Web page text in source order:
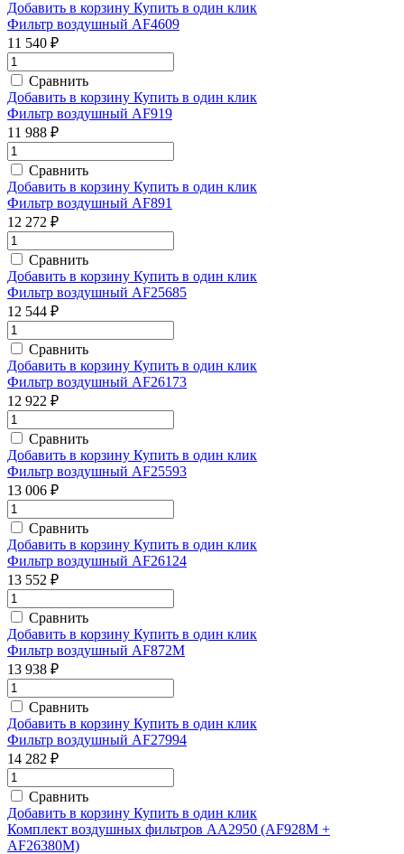
Добавить в корзину Купить в один клик
Фильтр воздушный AF4609
11 540 ₽
Сравнить
Добавить в корзину Купить в один клик
Фильтр воздушный AF919
11 988 ₽
Сравнить
Добавить в корзину Купить в один клик
Фильтр воздушный AF891
12 272 ₽
Сравнить
Добавить в корзину Купить в один клик
Фильтр воздушный AF25685
12 544 ₽
Сравнить
Добавить в корзину Купить в один клик
Фильтр воздушный AF26173
12 922 ₽
Сравнить
Добавить в корзину Купить в один клик
Фильтр воздушный AF25593
13 006 ₽
Сравнить
Добавить в корзину Купить в один клик
Фильтр воздушный AF26124
13 552 ₽
Сравнить
Добавить в корзину Купить в один клик
Фильтр воздушный AF872M
13 938 ₽
Сравнить
Добавить в корзину Купить в один клик
Фильтр воздушный AF27994
14 282 ₽
Сравнить
Добавить в корзину Купить в один клик
Комплект воздушных фильтров AA2950 (AF928M +
AF26380M)